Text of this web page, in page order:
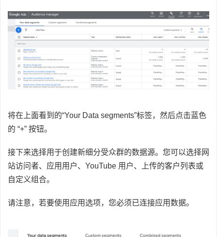
将在上面看到的“Your Data segments”标签，然后点击蓝色
的 “+” 按钮。
接下来选择用于创建新细分受众群的数据源。您可以选择网
站访问者、应用用户、YouTube 用户、上传的客户列表或
自定义组合。
请注意，若要使用应用选项，您必须已连接应用数据。